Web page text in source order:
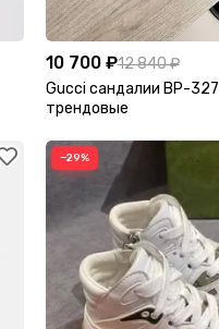
10 700 ₽12 840 ₽
Gucci сандалии BP-
трендовые
−29%